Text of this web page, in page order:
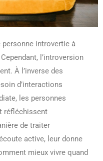
personne introvertie à
l’introversion
À l’inverse des
d’interactions
les personnes
réfléchissent
de traiter
active, leur donne
mieux vivre quand